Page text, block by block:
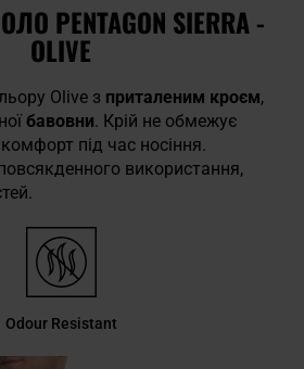
PENTAGON SIERRA -
OLIVE
Olive з приталеним кроєм,
бавовни. Крій не обмежує
комфорт під час носіння.
використання,
Odour Resistant